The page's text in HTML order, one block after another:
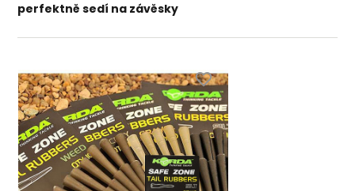
perfektně sedí na závěsky